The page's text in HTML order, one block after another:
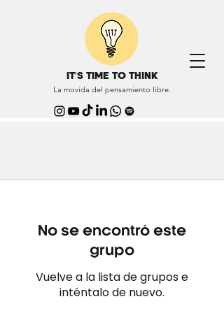
IT'S TIME TO THINK
La movida del pensamiento libre.
No se encontró este
grupo
Vuelve a la lista de grupos e
inténtalo de nuevo.